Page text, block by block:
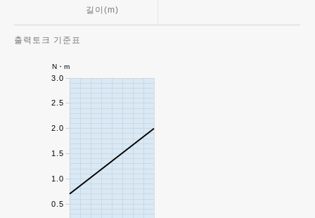
길이(m)
출력토크 기준표
0.5
1.0
1.5
2.0
2.5
3.0
N・m